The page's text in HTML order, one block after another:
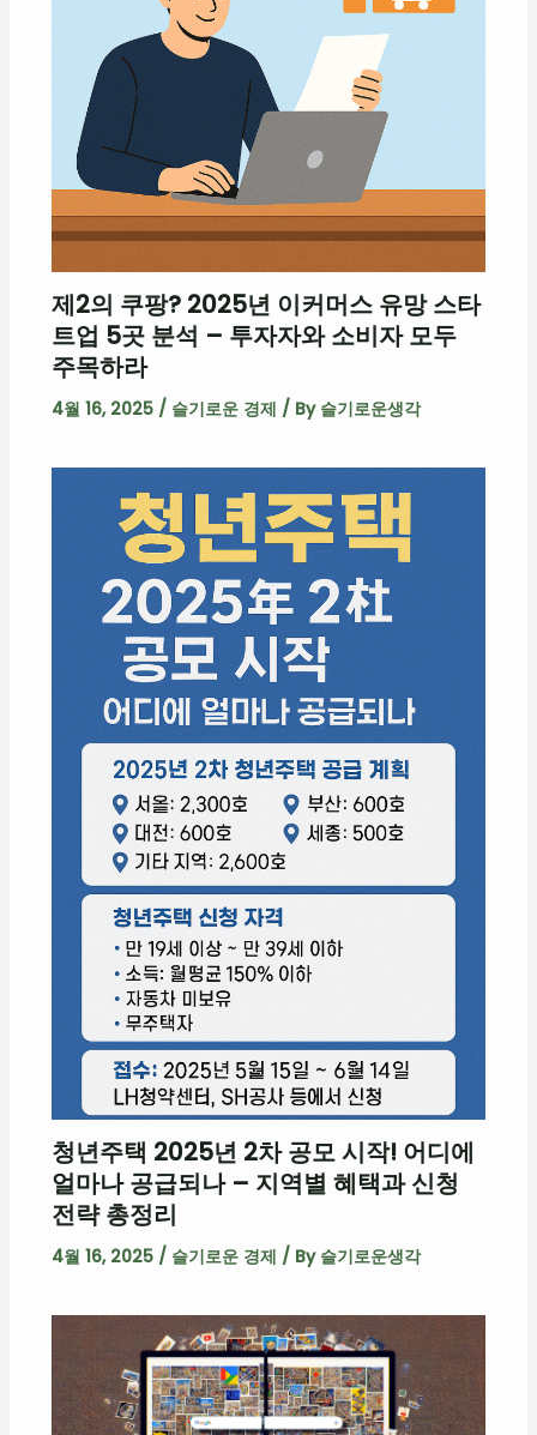
제2의 쿠팡? 2025년 이커머스 유망 스타
트업 5곳 분석 – 투자자와 소비자 모두
주목하라
4월 16, 2025 / 슬기로운 경제 / By 슬기로운생각
청년주택 2025년 2차 공모 시작! 어디에
얼마나 공급되나 – 지역별 혜택과 신청
전략 총정리
4월 16, 2025 / 슬기로운 경제 / By 슬기로운생각